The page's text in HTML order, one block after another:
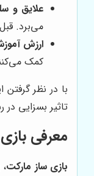
علایق و
می‌برد.
ارزش
کمک
با در نظر
تاثیر بسزایی
معرفی
بازی ساز مارکت